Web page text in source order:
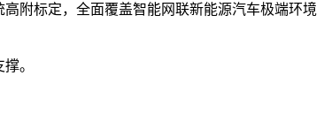
附标定，全面覆盖智能网联新能源汽车极端环境
。